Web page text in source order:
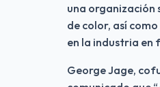
una organización
de color, así
en la industria en
George Jage,